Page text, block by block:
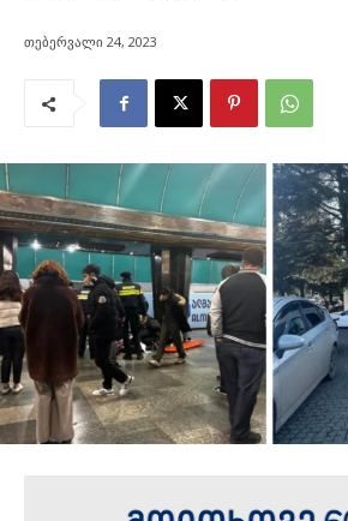
თებერვალი 24, 2023